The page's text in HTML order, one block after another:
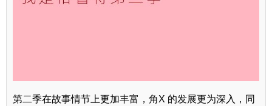
第二季在故事情节上更加丰富，角X 的发展更为深入，同